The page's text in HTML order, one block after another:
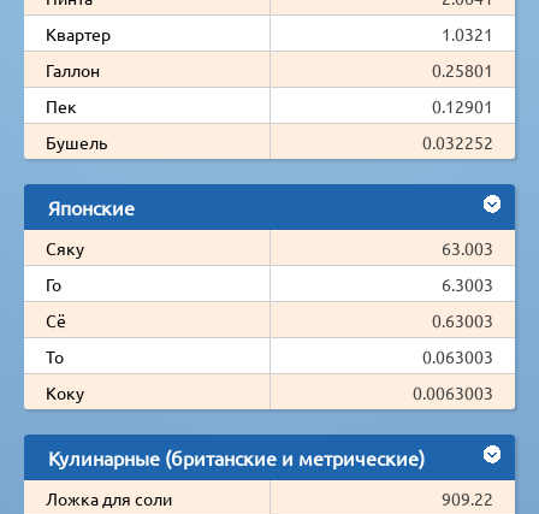
Квартер
1.0321
Галлон
0.25801
Пек
0.12901
Бушель
0.032252
Японские
Сяку
63.003
Го
6.3003
Сё
0.63003
То
0.063003
Коку
0.0063003
Кулинарные (британские и метрические)
Ложка для соли
909.22